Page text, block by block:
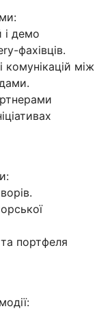
і демо
фахівців.
комунікацій між
портфеля